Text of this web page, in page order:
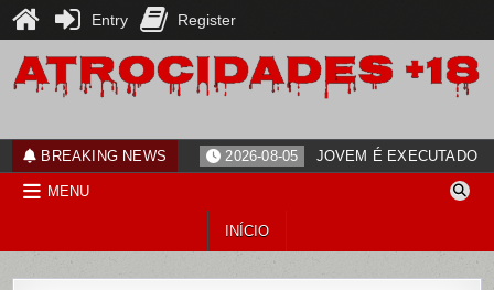
content
BREAKING NEWS 2026-08-05 JOVEM É EXECUTADO
MENU
INÍCIO
Entry Register